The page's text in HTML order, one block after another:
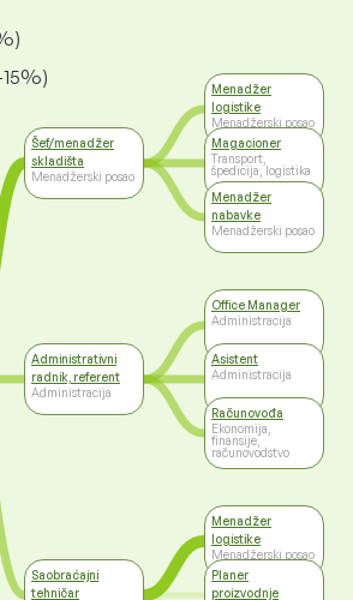
Šef/menadžer
skladišta
Menadžerski posao
Administrativni
radnik, referent
Administracija
Saobraćajni
tehničar
Menadžer
logistike
Menadžerski posao
Magacioner
Transport,
špedicija, logistika
Menadžer
nabavke
Menadžerski posao
Office Manager
Administracija
Asistent
Administracija
Računovođa
Ekonomija,
finansije,
računovodstvo
Menadžer
logistike
Menadžerski posao
Planer
proizvodnje